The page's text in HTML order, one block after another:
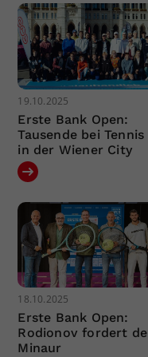
19.10.2025
Erste Bank Open:
Tausende bei Tennis
in der Wiener City
18.10.2025
Erste Bank Open:
Rodionov fordert de
Minaur